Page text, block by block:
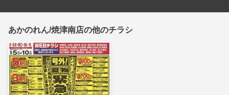
あかのれん/焼津南店の他のチラシ